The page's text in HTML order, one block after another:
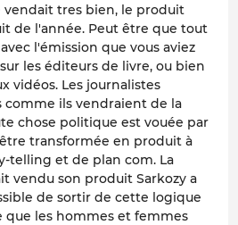
vendait tres bien, le produit
de l'année. Peut être que tout
l'émission que vous aviez
les éditeurs de livre, ou bien
vidéos. Les journalistes
ils vendraient de la
chose politique est vouée par
transformée en produit à
telling et de plan com. La
vendu son produit Sarkozy a
de sortir de cette logique
que les hommes et femmes